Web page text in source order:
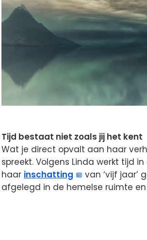
Tijd bestaat niet zoals jij het kent
Wat je direct opvalt aan haar
spreekt. Volgens Linda werkt tijd
haar inschatting
van ‘vijf jaar’
afgelegd in de hemelse ruimte